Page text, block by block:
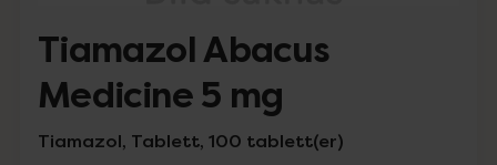
Tiamazol Abacus
Medicine 5 mg
Tiamazol, Tablett, 100 tablett(er)